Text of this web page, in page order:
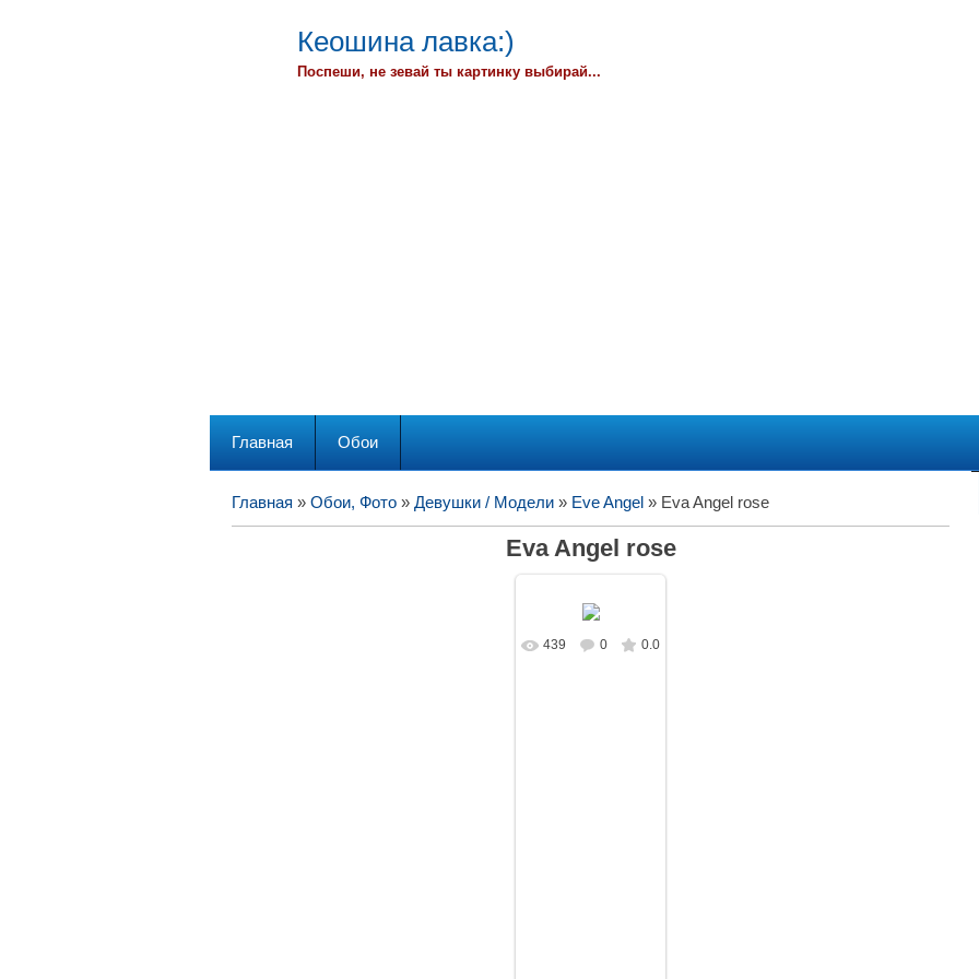
Кеошина лавка:)
Поспеши, не зевай ты картинку выбирай...
Главная Обои
Главная » Обои, Фото » Девушки / Модели » Eve Angel » Eva Angel rose
Eva Angel rose
В реальном
439 0 0.0